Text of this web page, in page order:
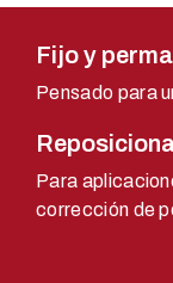
Fijo y
Pensado para
Para
corrección de